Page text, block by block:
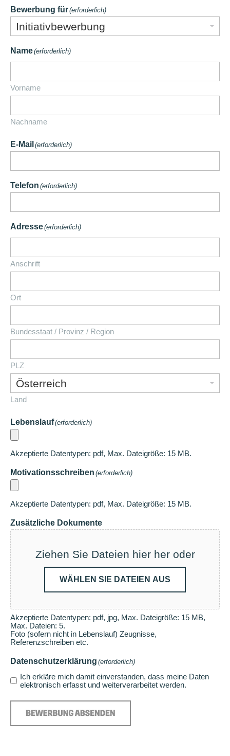
Bewerbung für(erforderlich)
Name(erforderlich)
Vorname
Nachname
E-Mail (erforderlich)
Telefon (erforderlich)
Adresse(erforderlich)
Anschrift
Ort
Bundesstaat / Provinz / Region
PLZ
Land
Lebenslauf(erforderlich)
Akzeptierte Datentypen: pdf, Max. Dateigröße: 15 MB.
Motivationsschreiben (erforderlich)
Akzeptierte Datentypen: pdf, Max. Dateigröße: 15 MB.
Zusätzliche Dokumente
Ziehen Sie Dateien hier her oder
WÄHLEN SIE DATEIEN AUS
Akzeptierte Datentypen: pdf, jpg, Max. Dateigröße: 15 MB,
Max. Dateien: 5.
Foto (sofern nicht in Lebenslauf) Zeugnisse,
Referenzschreiben etc.
Datenschutzerklärung (erforderlich)
Ich erkläre mich damit einverstanden, dass meine Daten
elektronisch erfasst und weiterverarbeitet werden.